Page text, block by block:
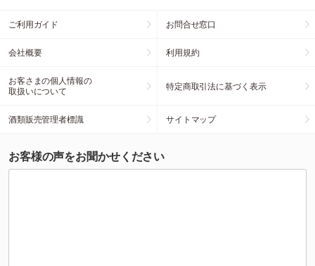
ご利用ガイド お問合せ窓口
会社概要 利用規約
お客さまの個人情報の
取扱いについて
特定商取引法に基づく表示
酒類販売管理者標識 サイトマップ
お客様の声をお聞かせください